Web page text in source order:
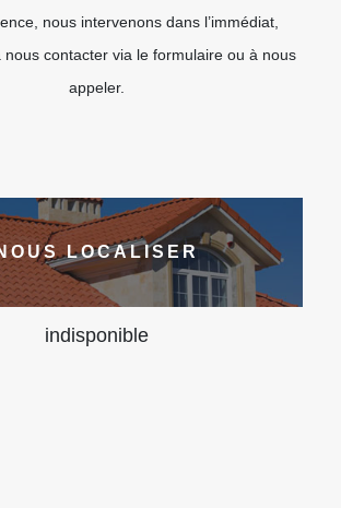
nous intervenons dans l’immédiat,
nous contacter via le formulaire ou à nous
appeler.
LOCALISER
indisponible